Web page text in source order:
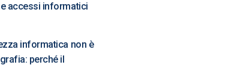
accessi informatici
informatica non è
perché il